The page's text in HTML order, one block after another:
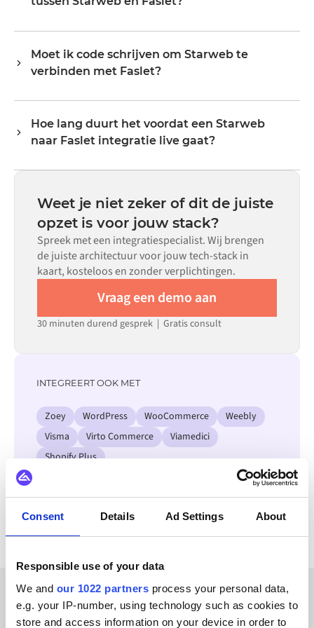
Consent Details Ad Settings About
Responsible use of your data
We and our 1022 partners process your personal data,
e.g. your IP-number, using technology such as cookies to
store and access information on your device in order to
evenredig meegroeien.
Veelvoorkomende flows omvatten records zoals
bestellingen, producten, klanten, voorraadniveaus,
Alumio handelt alle veldmapping af, zodat data aankomt
in het formaat dat elk systeem verwacht.
Moet ik code schrijven om Starweb te
verbinden met Faslet?
marketplace bestaan, configureer je de integratie via een
visuele interface zonder aangepaste code te schrijven,
Aangepaste code is beschikbaar voor situaties waarin
Hoe lang duurt het voordat een Starweb
naar Faslet integratie live gaat?
maanden live, afhankelijk van de complexiteit van de
datamapping, het aantal vereiste flows en je interne
beoordelingsproces. Voor veel systemen zijn er kant-en-
klare connectoren beschikbaar in de Alumio
marketplace, wat de insteltijd aanzienlijk verkort.
Weet je niet zeker of dit de juiste
opzet is voor jouw stack?
Spreek met een integratiespecialist. Wij brengen
de juiste architectuur voor jouw tech-stack in
kaart, kosteloos en zonder verplichtingen.
Vraag een demo aan
30 minuten durend gesprek | Gratis consult
INTEGREERT OOK MET
Zoey WordPress WooCommerce
Weebly
Visma
Virto Commerce
Viamedici
Shopify Plus
KLANTVERHALEN